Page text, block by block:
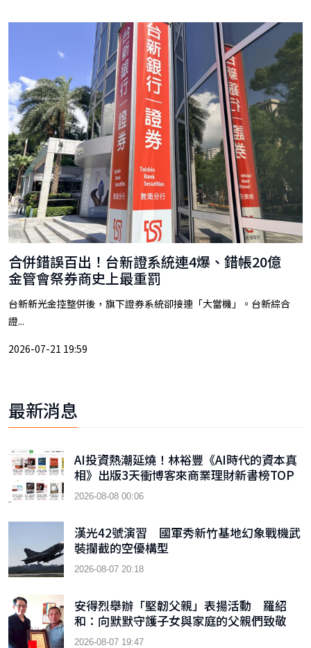
合併錯誤百出！台新證系統連4爆、錯帳20億
金管會祭券商史上最重罰
台新新光金控整併後，旗下證券系統卻接連「大當機」。台新綜合
證...
2026-07-21 19:59
最新消息
AI投資熱潮延燒！林裕豐《AI時代的資本真
相》出版3天衝博客來商業理財新書榜TOP
9
2026-08-08 00:06
漢光42號演習 國軍秀新竹基地幻象戰機武
裝攔截的空優構型
2026-08-07 20:18
安得烈舉辦「堅韌父親」表揚活動 羅紹
和：向默默守護子女與家庭的父親們致敬
2026-08-07 19:47